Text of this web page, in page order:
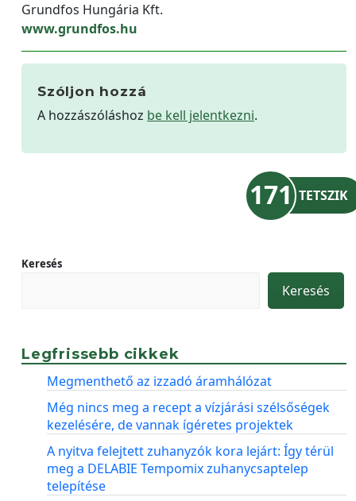
Grundfos Hungária Kft.
www.grundfos.hu
Szóljon hozzá
A hozzászóláshoz be kell jelentkezni.
171 TETSZIK
Keresés
Keresés
Legfrissebb cikkek
Megmenthető az izzadó áramhálózat
Még nincs meg a recept a vízjárási szélsőségek
kezelésére, de vannak ígéretes projektek
A nyitva felejtett zuhanyzók kora lejárt: Így térül
meg a DELABIE Tempomix zuhanycsaptelep
telepítése